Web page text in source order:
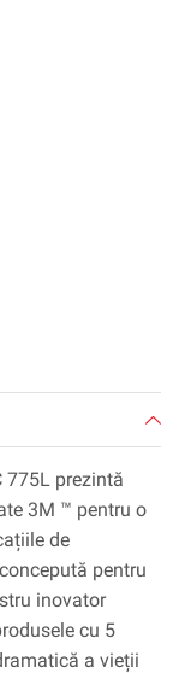
775L prezintă
3M ™ pentru o
de
pentru
inovator
cu 5
a vieții